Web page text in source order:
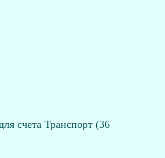
счета Транспорт (36